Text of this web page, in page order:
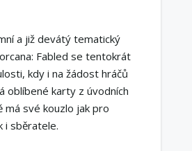
a již devátý tematický
Fabled se tentokrát
kdy i na žádost hráčů
oblíbené karty z úvodních
má své kouzlo jak pro
i sběratele.